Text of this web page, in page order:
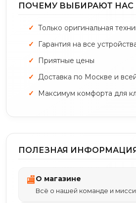
ПОЧЕМУ ВЫБИРАЮТ НАС
Только оригинальная
Гарантия на все
Приятные цены
Доставка по Москве и
Максимум комфорта для
ПОЛЕЗНАЯ
🏬О магазине
Всё о нашей команде и